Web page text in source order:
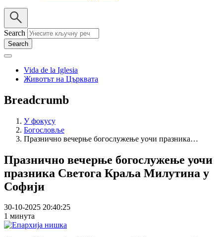
Search
Vida de la Iglesia
Животът на Църквата
Breadcrumb
У фокусу
Богословље
Празнично вечерње богослужење уочи празника…
Празнично вечерње богослужење уочи
празника Светога Краља Милутина у
Софији
30-10-2025 20:40:25
1 минута